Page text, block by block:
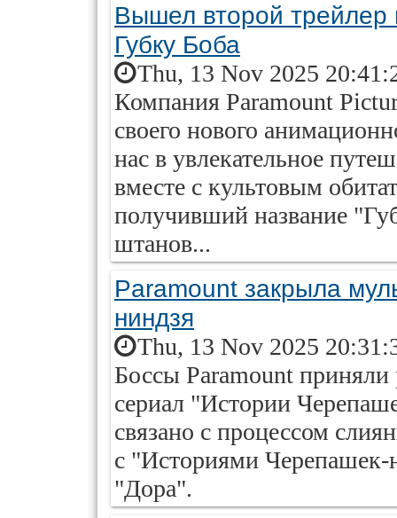
Вышел второй трейлер
Губку Боба
Thu, 13 Nov 2025
Компания Paramount
своего нового
нас в увлекательное
вместе с культовым
получивший название
штанов...
Paramount закрыла
ниндзя
Thu, 13 Nov 2025
Боссы Paramount
сериал "Истории
связано с процессом
с "Историями Черепашек-
"Дора".